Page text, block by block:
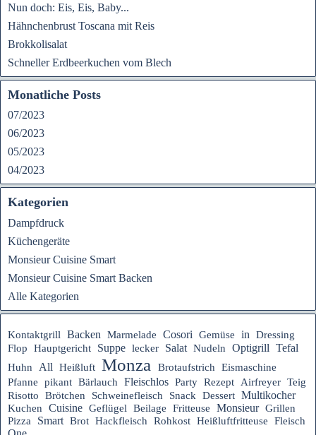
Nun doch: Eis, Eis, Baby...
Hähnchenbrust Toscana mit Reis
Brokkolisalat
Schneller Erdbeerkuchen vom Blech
Monatliche Posts
07/2023
06/2023
05/2023
04/2023
Kategorien
Dampfdruck
Küchengeräte
Monsieur Cuisine Smart
Monsieur Cuisine Smart Backen
Alle Kategorien
Kontaktgrill Backen Marmelade Cosori Gemüse in
Dressing
Flop
Hauptgericht Suppe lecker Salat Nudeln Optigrill Tefal
Huhn All Heißluft Monza Brotaufstrich
Eismaschine
Pfanne
pikant Bärlauch Fleischlos Party Rezept Airfreyer Teig
Risotto
Brötchen Schweinefleisch Snack Dessert Multikocher
Kuchen Cuisine Geflügel Beilage Fritteuse Monsieur Grillen
Pizza
Smart Brot Hackfleisch Rohkost Heißluftfritteuse Fleisch